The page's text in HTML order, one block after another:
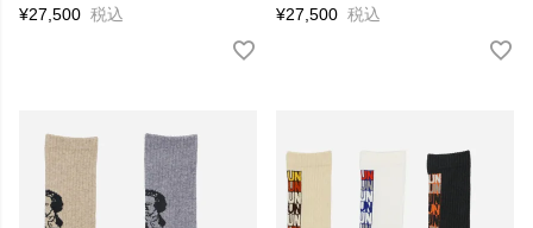
¥27,500 税込
¥27,500 税込